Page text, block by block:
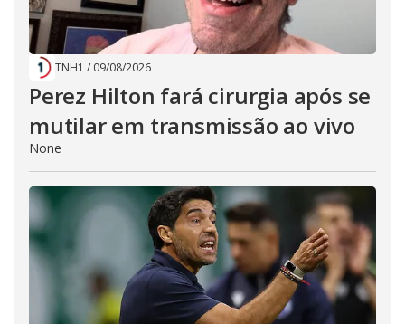
TNH1 / 09/08/2026
Perez Hilton fará cirurgia após se
mutilar em transmissão ao vivo
None